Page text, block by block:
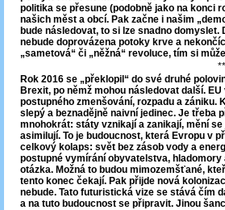
politika se přesune (podobně jako na konci
našich měst a obcí. Pak začne i našim
bude následovat, to si lze snadno
nebude doprovázena potoky krve a
„sametová“ či „něžná“ revoluce, tím si
Rok 2016 se „překlopil“ do své druhé
Brexit, po němž mohou následovat další.
postupného zmenšování, rozpadu a zániku.
slepý a beznadějně naivní jedinec. Je třeba
mnohokrát: státy vznikají a zanikají, mění
asimilují. To je budoucnost, která Evropu v
celkový kolaps: svět bez zásob vody a
postupné vymírání obyvatelstva, hladomory
otázka. Možná to budou mimozemšťané,
tento konec čekají. Pak přijde nová
nebude. Tato futuristická vize se stává čím
a na tuto budoucnost se připravit. Jinou